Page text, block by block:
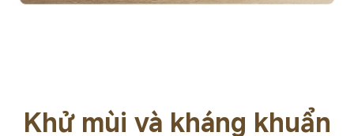
Khử mùi và kháng khuẩn